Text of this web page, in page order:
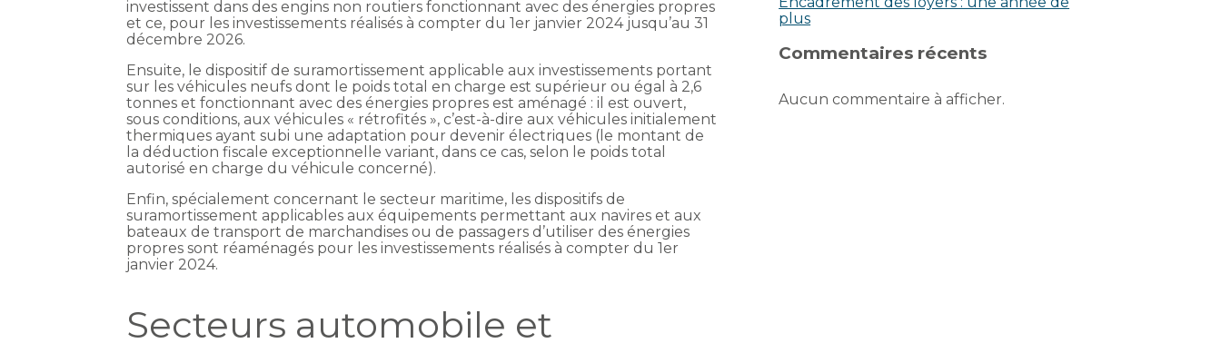
investissent dans des engins non routiers fonctionnant avec des énergies propres
et ce, pour les investissements réalisés à compter du 1er janvier 2024 jusqu’au 31
décembre 2026.
Ensuite, le dispositif de suramortissement applicable aux investissements portant
sur les véhicules neufs dont le poids total en charge est supérieur ou égal à 2,6
tonnes et fonctionnant avec des énergies propres est aménagé : il est ouvert,
sous conditions, aux véhicules « rétrofités », c’est-à-dire aux véhicules initialement
thermiques ayant subi une adaptation pour devenir électriques (le montant de
la déduction fiscale exceptionnelle variant, dans ce cas, selon le poids total
autorisé en charge du véhicule concerné).
Enfin, spécialement concernant le secteur maritime, les dispositifs de
suramortissement applicables aux équipements permettant aux navires et aux
bateaux de transport de marchandises ou de passagers d’utiliser des énergies
propres sont réaménagés pour les investissements réalisés à compter du 1er
janvier 2024.
Secteurs automobile et
plus
Commentaires récents
Aucun commentaire à afficher.